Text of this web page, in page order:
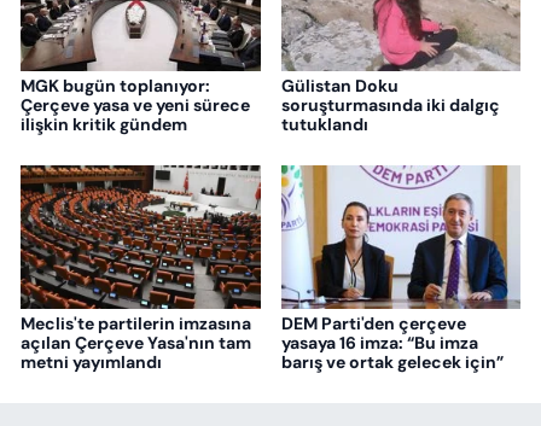
MGK bugün toplanıyor:
Çerçeve yasa ve yeni sürece
ilişkin kritik gündem
Gülistan Doku
soruşturmasında iki dalgıç
tutuklandı
Meclis'te partilerin imzasına
açılan Çerçeve Yasa'nın tam
metni yayımlandı
DEM Parti'den çerçeve
yasaya 16 imza: “Bu imza
barış ve ortak gelecek için”